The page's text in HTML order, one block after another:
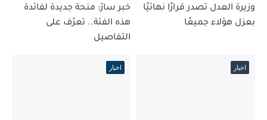
وزيرة العدل تصدر قرارًا نهائيًا
بعزل هؤلاء جميعًا
خبر سارّ: منحة جديدة لفائدة
هذه الفئة.. تعرّف على
التفاصيل
اخبار اخبار